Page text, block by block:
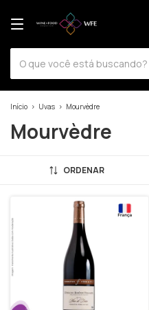
Início > Uvas > Mourvèdre
Mourvèdre
ORDENAR